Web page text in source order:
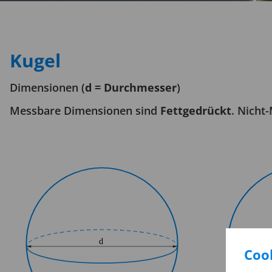
Kugel
Dimensionen (d = Durchmesser)
Messbare Dimensionen sind Fettgedrückt.